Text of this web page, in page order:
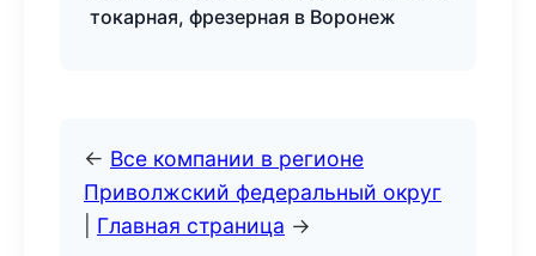
токарная, фрезерная в Воронеж
← Все компании в регионе
Приволжский федеральный округ
Главная страница →